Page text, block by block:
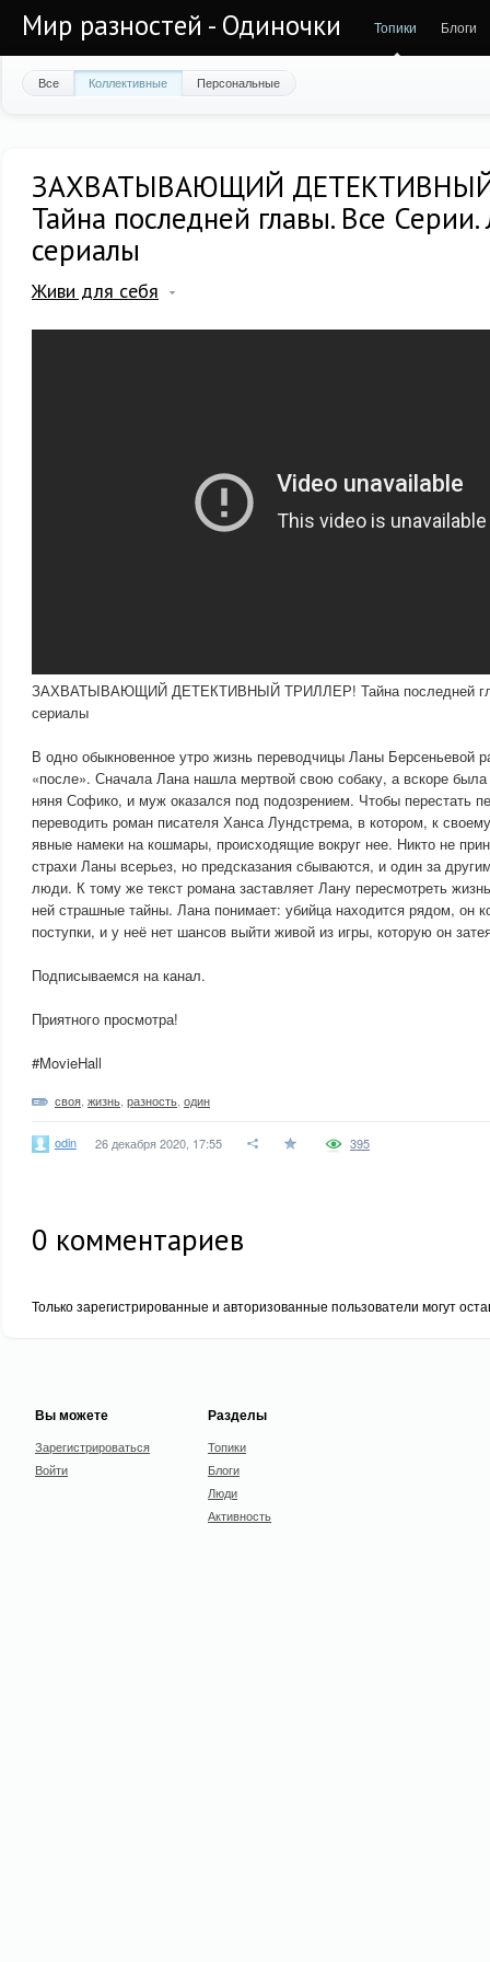
Мир разностей - Одиночки Топики Блоги
Все Коллективные Персональные
ЗАХВАТЫВАЮЩИЙ
Тайна последней главы. Все
сериалы
Живи для себя
ЗАХВАТЫВАЮЩИЙ ДЕТЕКТИВНЫЙ ТРИЛЛЕР! Тайна последней
сериалы
В одно обыкновенное утро жизнь переводчицы Ланы Берсеньевой
«после». Сначала Лана нашла мертвой свою собаку, а вскоре
няня Софико, и муж оказался под подозрением. Чтобы перестать
переводить роман писателя Ханса Лундстрема, в котором, к
явные намеки на кошмары, происходящие вокруг нее. Никто не
страхи Ланы всерьез, но предсказания сбываются, и один за
люди. К тому же текст романа заставляет Лану пересмотреть
ней страшные тайны. Лана понимает: убийца находится рядом, он
поступки, и у неё нет шансов выйти живой из игры, которую он
Подписываемся на канал.
Приятного просмотра!
#MovieHall
своя жизнь разность один
odin 26 декабря 2020, 17:55 395
0 комментариев
Только зарегистрированные и авторизованные пользователи могут
Вы можете
Зарегистрироваться
Войти
Разделы
Топики
Блоги
Люди
Активность